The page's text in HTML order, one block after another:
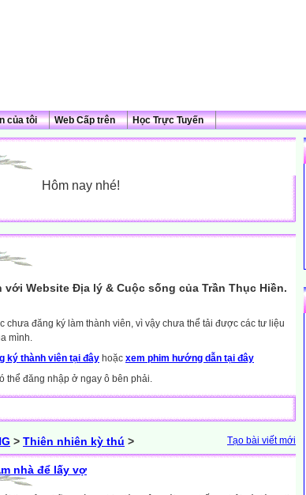
của tôi Web Cấp trên Học Trực Tuyến
Hôm nay nhé!
Website Địa lý & Cuộc sống của Trần Thục Hiền.
chưa đăng ký làm thành viên, vì vậy chưa thể tải được các tư liệu
mình.
ký thành viên tại đây hoặc xem phim hướng dẫn tại đây
thể đăng nhập ở ngay ô bên phải.
> Thiên nhiên kỳ thú > Tạo bài viết mới
nhà để lấy vợ